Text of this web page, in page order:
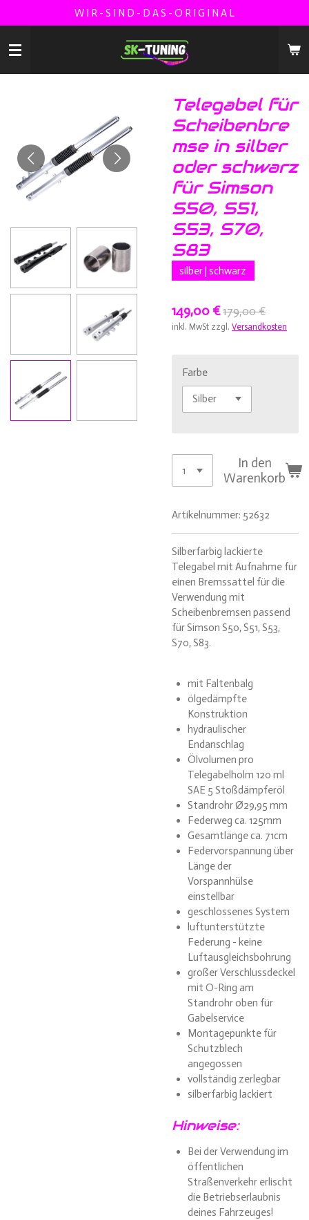
Hauptinhalt
springen
W I R - S I N D - D A S - O R I G I N A L
Telegabel für
Scheibenbre
mse in silber
oder schwarz
für Simson
S50, S51,
S53, S70,
S83
silber | schwarz
149,00 €179,00 €
inkl. MwSt zzgl. Versandkosten
Farbe
In den
Warenkorb
Artikelnummer: 52632
Silberfarbig lackierte
Telegabel mit Aufnahme für
einen Bremssattel für die
Verwendung mit
Scheibenbremsen passend
für Simson S50, S51, S53,
S70, S83.
mit Faltenbalg
ölgedämpfte
Konstruktion
hydraulischer
Endanschlag
Ölvolumen pro
Telegabelholm 120 ml
SAE 5 Stoßdämpferöl
Standrohr Ø29,95 mm
Federweg ca. 125mm
Gesamtlänge ca. 71cm
Federvorspannung über
Länge der
Vorspannhülse
einstellbar
geschlossenes System
luftunterstützte
Federung - keine
Luftausgleichsbohrung
großer Verschlussdeckel
mit O-Ring am
Standrohr oben für
Gabelservice
Montagepunkte für
Schutzblech
angegossen
vollständig zerlegbar
silberfarbig lackiert
Hinweise:
Bei der Verwendung im
öffentlichen
Straßenverkehr erlischt
die Betriebserlaubnis
deines Fahrzeuges!